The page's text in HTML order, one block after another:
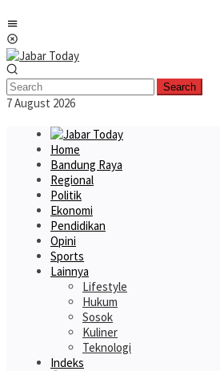
to
content
Search
7 August 2026
Home
Bandung Raya
Regional
Politik
Ekonomi
Pendidikan
Opini
Sports
Lainnya
Lifestyle
Hukum
Sosok
Kuliner
Teknologi
Indeks